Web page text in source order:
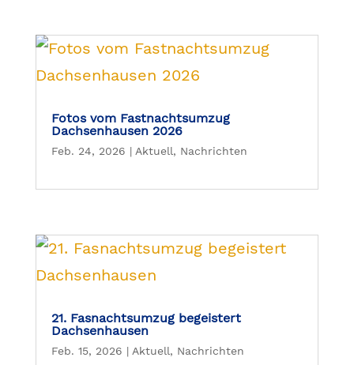
Fotos vom Fastnachtsumzug
Dachsenhausen 2026
Feb. 24, 2026 | Aktuell, Nachrichten
21. Fasnachtsumzug begeistert
Dachsenhausen
Feb. 15, 2026 | Aktuell, Nachrichten